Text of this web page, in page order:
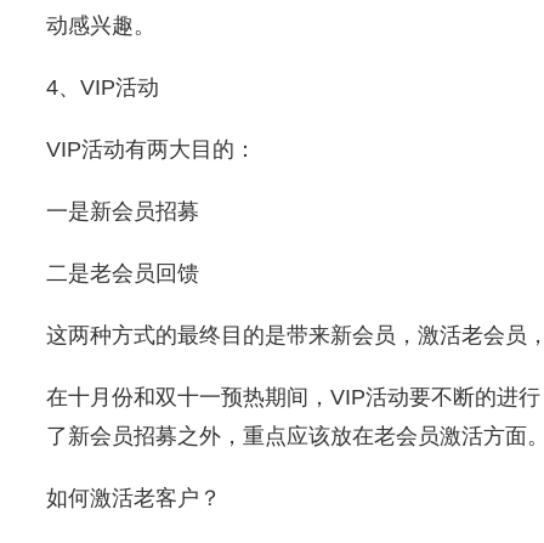
动感兴趣。
4、VIP活动
VIP活动有两大目的：
一是新会员招募
二是老会员回馈
这两种方式的最终目的是带来新会员，激活老会员
在十月份和双十一预热期间，VIP活动要不断的进
了新会员招募之外，重点应该放在老会员激活方面
如何激活老客户？